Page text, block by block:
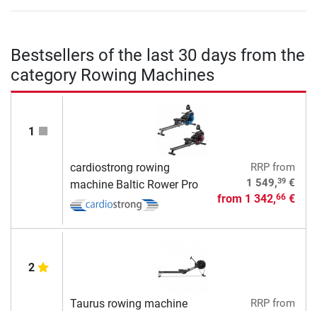
Bestsellers of the last 30 days from the
category Rowing Machines
1
cardiostrong rowing
machine Baltic Rower Pro
RRPfrom
1 549,39€
from 1 342,66€
2
Taurus rowing machine
RRPfrom